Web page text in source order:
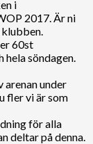
i
2017. Är ni
60st
söndagen.
arenan under
fler vi är som
för alla
deltar på denna.